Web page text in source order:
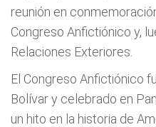
reunión en
Congreso Anfictiónico y,
Relaciones Exteriores.
El Congreso Anfictiónico
Bolívar y celebrado en
un hito en la historia de